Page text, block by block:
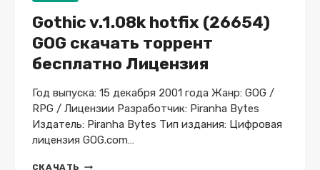
Gothic v.1.08k hotfix (26654)
GOG скачать торрент
бесплатно Лицензия
Год выпуска: 15 декабря 2001 года Жанр: GOG /
RPG / Лицензии Разработчик: Piranha Bytes
Издатель: Piranha Bytes Тип издания: Цифровая
лицензия GOG.com…
СКАЧАТЬ GOTHIC